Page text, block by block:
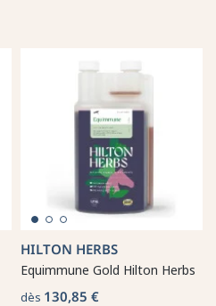
HILTON HERBS
Equimmune Gold Hilton Herbs
dès 130,85 €